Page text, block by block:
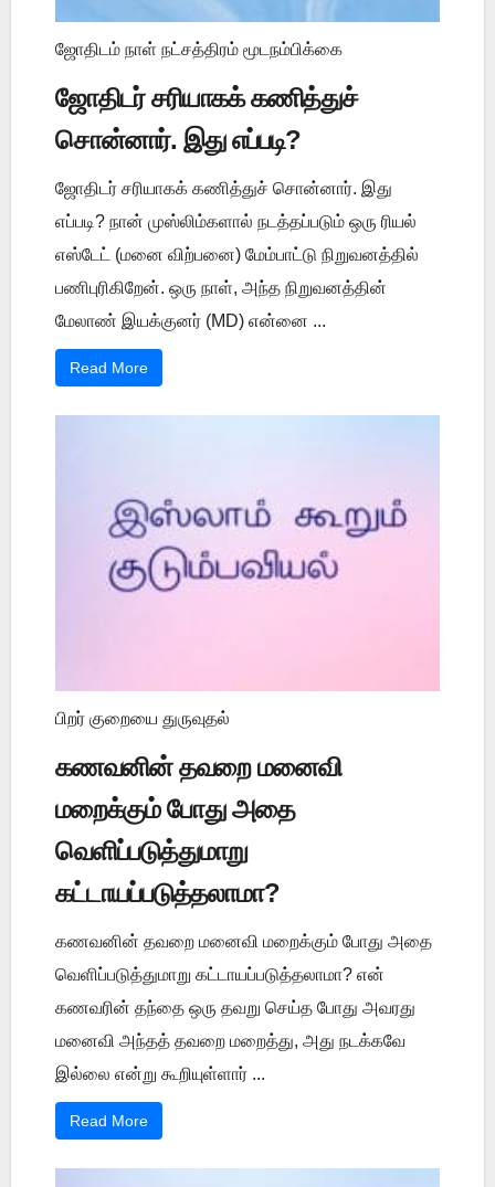
ஜோதிடம் நாள் நட்சத்திரம் மூடநம்பிக்கை
ஜோதிடர் சரியாகக் கணித்துச்
சொன்னார். இது எப்படி?
ஜோதிடர் சரியாகக் கணித்துச் சொன்னார். இது
எப்படி? நான் முஸ்லிம்களால் நடத்தப்படும் ஒரு ரியல்
எஸ்டேட் (மனை விற்பனை) மேம்பாட்டு நிறுவனத்தில்
பணிபுரிகிறேன். ஒரு நாள், அந்த நிறுவனத்தின்
மேலாண் இயக்குனர் (MD) என்னை ...
Read More
பிறர் குறையை துருவுதல்
கணவனின் தவறை மனைவி
மறைக்கும் போது அதை
வெளிப்படுத்துமாறு
கட்டாயப்படுத்தலாமா?
கணவனின் தவறை மனைவி மறைக்கும் போது அதை
வெளிப்படுத்துமாறு கட்டாயப்படுத்தலாமா? என்
கணவரின் தந்தை ஒரு தவறு செய்த போது அவரது
மனைவி அந்தத் தவறை மறைத்து, அது நடக்கவே
இல்லை என்று கூறியுள்ளார் ...
Read More